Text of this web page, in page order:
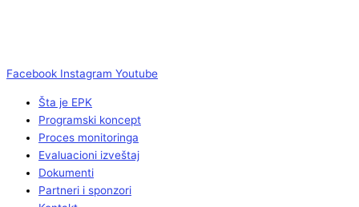
Facebook Instagram Youtube
Šta je EPK
Programski koncept
Proces monitoringa
Evaluacioni izveštaj
Dokumenti
Partneri i sponzori